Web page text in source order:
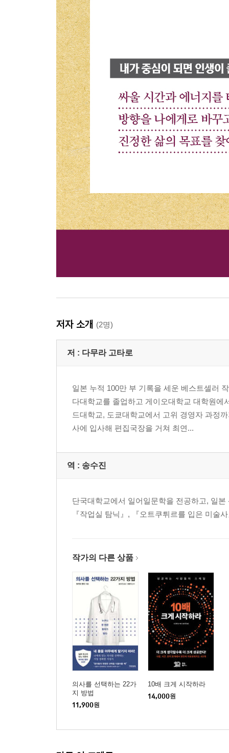
저자 소개 (2명)
저 : 다무라 고타로
일본 누적 100만 부 기록을 세운 베스트셀러
다대학교를 졸업하고 게이오대학교 대학원
드대학교, 도쿄대학교에서 고위 경영자 과정
사에 입사해 편집국장을 거쳐 최연...
역 : 송수진
단국대학교에서 일어일문학을 전공하고, 일
『작업실 탐닉』, 『오트쿠튀르를 입은 미술
작가의 다른 상품
의사를 선택하는 22가
지 방법
11,900원
10배 크게 시작하라
14,000원